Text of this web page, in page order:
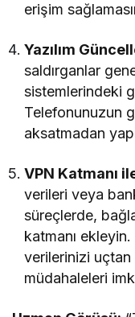
erişim
Yazılım
saldırganlar
sistemlerindeki
Telefonunuzun
aksatmadan
VPN Katmanı
verileri veya
süreçlerde,
katmanı
verilerinizi uçtan
müdahaleleri